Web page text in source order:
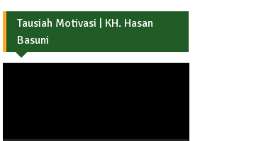
Tausiah Motivasi | KH. Hasan
Basuni